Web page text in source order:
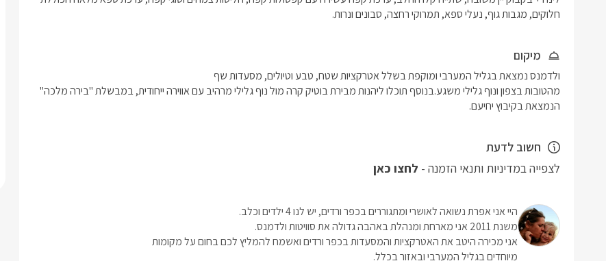
חלוקים, מגבות גוף, נעלי ספא, תמרוקי רחצה, סבונים ונרות.
מיקום
הנמצאת בקיבוץ יחיעם.
חשוב לדעת
לצפייה במדיניות ותנאי הזמנה - לחצו כאן
היי אני אפרת נשואה לאושרי ומתגוררים בכפר ורדים, יש לנו 4 ילדים וכלב.
משנת 2011 אני מארחת ומנהלת באהבה גדולה את סוויטות ולדמנס.
אני מכירה היטב את האטרקציות והמסעדות בכפר ורדים ואשמח להמליץ לכם בחום על מקומות
מיוחדים בגליל המערבי ובאזור בכלל.